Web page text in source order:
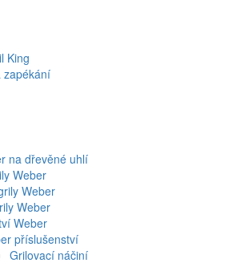
King
zapékání
na dřevěné uhlí
Weber
Weber
Weber
Weber
příslušenství
Grilovací náčiní